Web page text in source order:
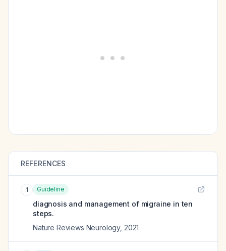
REFERENCES
1 Guideline
diagnosis and management of migraine in ten
steps.
Nature Reviews Neurology, 2021